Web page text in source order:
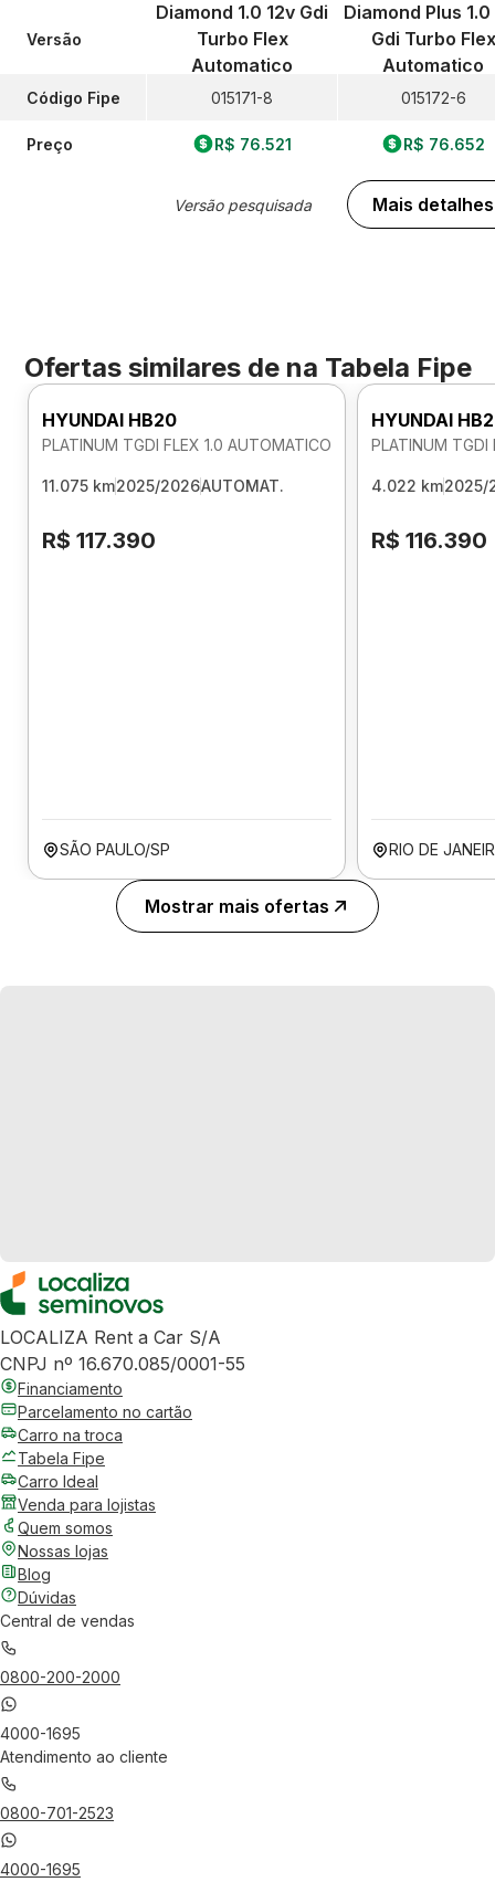
Versão
Código Fipe
Preço
Diamond 1.0 12v Gdi
Turbo Flex
Automatico
015171-8
R$ 76.521
Versão pesquisada
Diamond Plus 1.0
Gdi Turbo Flex
Automatico
015172-6
R$ 76.652
Mais detalhes
Ofertas similares de na Tabela Fipe
HYUNDAI HB20
PLATINUM TGDI FLEX 1.0 AUTOMATICO
11.075 km2025/2026AUTOMAT.
R$ 117.390
SÃO PAULO/SP
HYUNDAI
PLATINUM TGDI
4.022 km2025/
R$ 116.390
RIO DE
Mostrar mais ofertas
LOCALIZA Rent a Car S/A
CNPJ nº 16.670.085/0001-55
Financiamento
Parcelamento no cartão
Carro na troca
Tabela Fipe
Carro Ideal
Venda para lojistas
Quem somos
Nossas lojas
Blog
Dúvidas
Central de vendas
0800-200-2000
4000-1695
Atendimento ao cliente
0800-701-2523
4000-1695